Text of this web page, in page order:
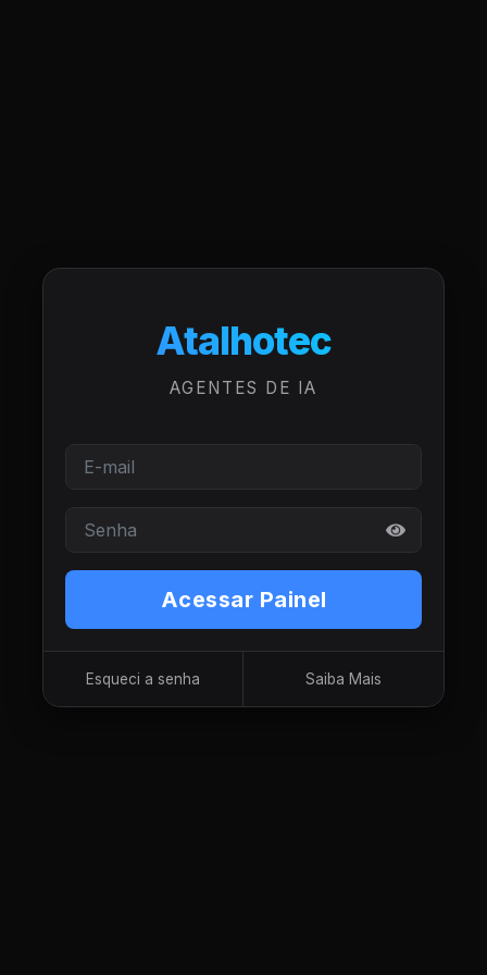
Atalhotec
AGENTES DE IA
Acessar Painel
Esqueci a senha Saiba Mais